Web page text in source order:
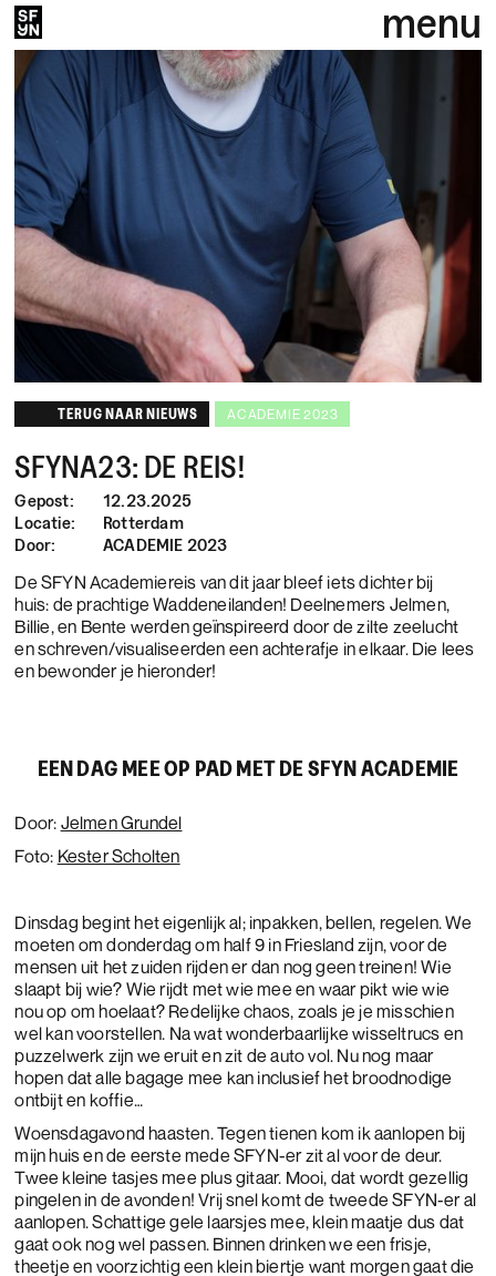
menu
TERUG NAAR NIEUWS ACADEMIE 2023
SFYNA23: DE REIS!
Gepost:
12.23.2025
Locatie:
Rotterdam
Door:
ACADEMIE 2023
De SFYN Academiereis van dit jaar bleef iets dichter bij
huis: de prachtige Waddeneilanden! Deelnemers Jelmen,
Billie, en Bente werden geïnspireerd door de zilte zeelucht
en schreven/visualiseerden een achterafje in elkaar. Die lees
en bewonder je hieronder!
EEN DAG MEE OP PAD MET DE SFYN ACADEMIE
Door: Jelmen Grundel
Foto: Kester Scholten
Dinsdag begint het eigenlijk al; inpakken, bellen, regelen. We
moeten om donderdag om half 9 in Friesland zijn, voor de
mensen uit het zuiden rijden er dan nog geen treinen! Wie
slaapt bij wie? Wie rijdt met wie mee en waar pikt wie wie
nou op om hoelaat? Redelijke chaos, zoals je je misschien
wel kan voorstellen. Na wat wonderbaarlijke wisseltrucs en
puzzelwerk zijn we eruit en zit de auto vol. Nu nog maar
hopen dat alle bagage mee kan inclusief het broodnodige
ontbijt en koffie…
Woensdagavond haasten. Tegen tienen kom ik aanlopen bij
mijn huis en de eerste mede SFYN-er zit al voor de deur.
Twee kleine tasjes mee plus gitaar. Mooi, dat wordt gezellig
pingelen in de avonden! Vrij snel komt de tweede SFYN-er al
aanlopen. Schattige gele laarsjes mee, klein maatje dus dat
gaat ook nog wel passen. Binnen drinken we een frisje,
theetje en voorzichtig een klein biertje want morgen gaat die